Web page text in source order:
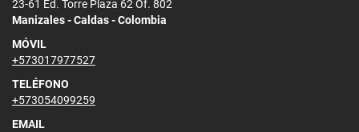
23-61 Ed. Torre Plaza 62 Of. 802
Manizales - Caldas - Colombia
MÓVIL
+573017977527
TELÉFONO
+573054099259
EMAIL